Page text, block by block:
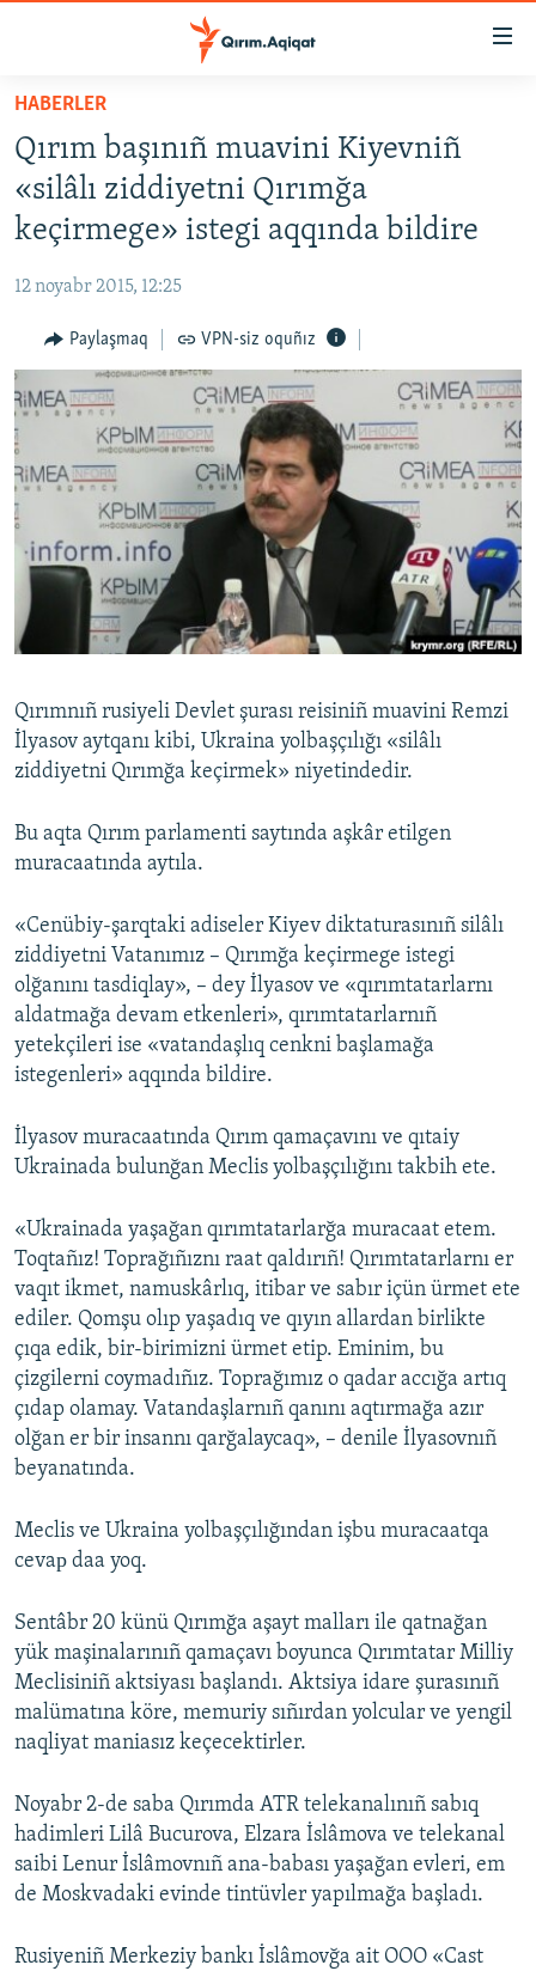
Esas
qaytmaq
Baş
navigatsiyağa
qaytmaq
Qıdıruvğa
qaytmaq
HABERLER
SİYASET
İQTİSADİYAT
MEDENİYET
İNSAN AQLARI
VİDEO
BLOGLAR
Русский
Українською
HABERLER
Qırım başınıñ muavini Kiyevniñ
«silâlı ziddiyetni Qırımğa
keçirmege» istegi aqqında bildire
12 noyabr 2015, 12:25
Paylaşmaq VPN-siz oquñız
Qırımnıñ rusiyeli Devlet şurası reisiniñ muavini Remzi
İlyasov aytqanı kibi, Ukraina yolbaşçılığı «silâlı
ziddiyetni Qırımğa keçirmek» niyetindedir.
Bu aqta Qırım parlamenti saytında aşkâr etilgen
muracaatında aytıla.
«Cenübiy-şarqtaki adiseler Kiyev diktaturasınıñ silâlı
ziddiyetni Vatanımız – Qırımğa keçirmege istegi
olğanını tasdiqlay», – dey İlyasov ve «qırımtatarlarnı
aldatmağa devam etkenleri», qırımtatarlarnıñ
yetekçileri ise «vatandaşlıq cenkni başlamağa
istegenleri» aqqında bildire.
İlyasov muracaatında Qırım qamaçavını ve qıtaiy
Ukrainada bulunğan Meclis yolbaşçılığını takbih ete.
«Ukrainada yaşağan qırımtatarlarğa muracaat etem.
Toqtañız! Toprağıñıznı raat qaldırıñ! Qırımtatarlarnı er
vaqıt ikmet, namuskârlıq, itibar ve sabır içün ürmet ete
ediler. Qomşu olıp yaşadıq ve qıyın allardan birlikte
çıqa edik, bir-birimizni ürmet etip. Eminim, bu
çizgilerni coymadıñız. Toprağımız o qadar accığa artıq
çıdap olamay. Vatandaşlarnıñ qanını aqtırmağa azır
olğan er bir insannı qarğalaycaq», – denile İlyasovnıñ
beyanatında.
Meclis ve Ukraina yolbaşçılığından işbu muracaatqa
cevaр daa yoq.
Sentâbr 20 künü Qırımğa aşayt malları ile qatnağan
yük maşinalarınıñ qamaçavı boyunca Qırımtatar Milliy
Meclisiniñ aktsiyası başlandı. Aktsiya idare şurasınıñ
malümatına köre, memuriy sıñırdan yolcular ve yengil
naqliyat maniasız keçecektirler.
Noyabr 2-de saba Qırımda ATR telekanalınıñ sabıq
hadimleri Lilâ Bucurova, Elzara İslâmova ve telekanal
saibi Lenur İslâmovnıñ ana-babası yaşağan evleri, em
de Moskvadaki evinde tintüvler yapılmağa başladı.
Rusiyeniñ Merkeziy bankı İslâmovğa ait OOO «Cast